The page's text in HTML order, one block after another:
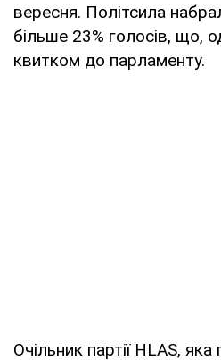
вересня. Політсила
більше 23% голосів, що,
квитком до парламенту.
Очільник партії HLAS,